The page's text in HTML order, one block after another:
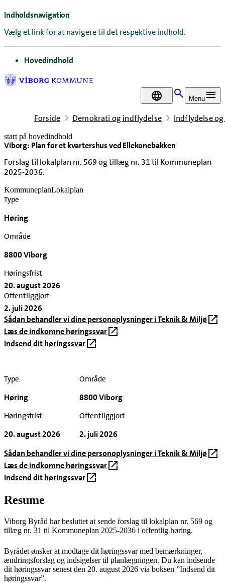
Indholdsnavigation
Vælg et link for at navigere til det respektive indhold.
gå til
Hovedindhold
DA Menu
Forside Demokrati og indflydelse Indflydelse
start på hovedindhold
Viborg: Plan for et kvartershus ved Ellekonebakken
Forslag til lokalplan nr. 569 og tillæg nr. 31 til Kommuneplan
2025-2036.
senest opdateret 2. juli 2026
KommuneplanLokalplan
Type
Høring
Område
8800 Viborg
Høringsfrist
20. august 2026
Offentliggjort
2. juli 2026
Sådan behandler vi dine personoplysninger i Teknik & Miljø
Læs de indkomne høringssvar
Indsend dit høringssvar
Type
Høring
Område
8800 Viborg
Høringsfrist
20. august 2026
Offentliggjort
2. juli 2026
Sådan behandler vi dine personoplysninger i Teknik & Miljø
Læs de indkomne høringssvar
Indsend dit høringssvar
Resume
Viborg Byråd har besluttet at sende forslag til lokalplan nr. 569 og
tillæg nr. 31 til Kommuneplan 2025-2036 i offentlig høring.
Byrådet ønsker at modtage dit høringssvar med bemærkninger,
ændringsforslag og indsigelser til planlægningen. Du kan indsende
dit høringssvar senest den 20. august 2026 via boksen ”Indsend dit
høringssvar”.